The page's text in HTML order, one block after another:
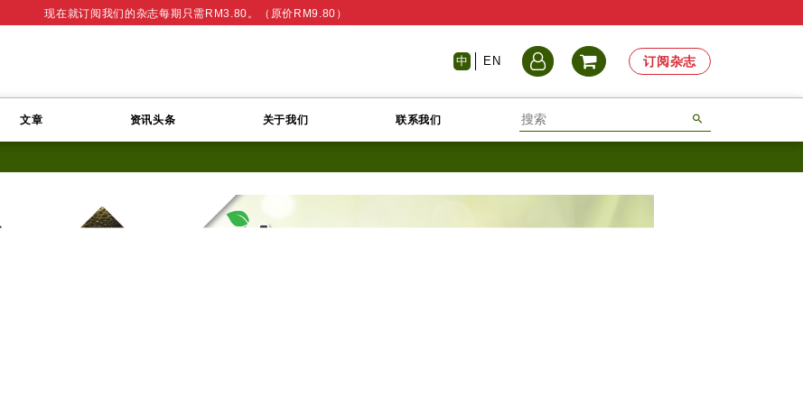
现在就订阅我们的杂志每期只需RM3.80。（原价RM9.80）
中 EN 订阅杂志
文章 资讯头条 关于我们 联系我们